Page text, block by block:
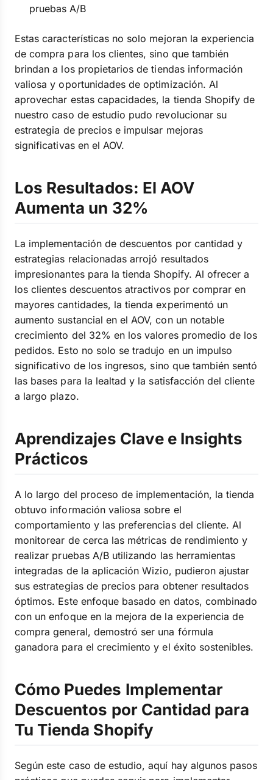
pruebas A/B
Estas características no solo mejoran la experiencia
de compra para los clientes, sino que también
brindan a los propietarios de tiendas información
valiosa y oportunidades de optimización. Al
aprovechar estas capacidades, la tienda Shopify de
nuestro caso de estudio pudo revolucionar su
estrategia de precios e impulsar mejoras
significativas en el AOV.
Los Resultados: El AOV
Aumenta un 32%
La implementación de descuentos por cantidad y
estrategias relacionadas arrojó resultados
impresionantes para la tienda Shopify. Al ofrecer a
los clientes descuentos atractivos por comprar en
mayores cantidades, la tienda experimentó un
aumento sustancial en el AOV, con un notable
crecimiento del 32% en los valores promedio de los
pedidos. Esto no solo se tradujo en un impulso
significativo de los ingresos, sino que también sentó
las bases para la lealtad y la satisfacción del cliente
a largo plazo.
Aprendizajes Clave e Insights
Prácticos
A lo largo del proceso de implementación, la tienda
obtuvo información valiosa sobre el
comportamiento y las preferencias del cliente. Al
monitorear de cerca las métricas de rendimiento y
realizar pruebas A/B utilizando las herramientas
integradas de la aplicación Wizio, pudieron ajustar
sus estrategias de precios para obtener resultados
óptimos. Este enfoque basado en datos, combinado
con un enfoque en la mejora de la experiencia de
compra general, demostró ser una fórmula
ganadora para el crecimiento y el éxito sostenibles.
Cómo Puedes Implementar
Descuentos por Cantidad para
Tu Tienda Shopify
Según este caso de estudio, aquí hay algunos pasos